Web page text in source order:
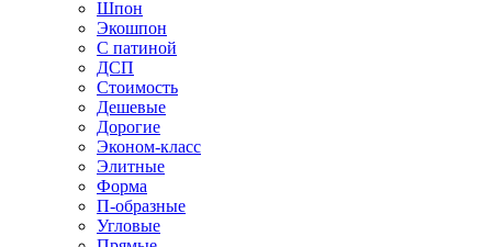
Шпон
Экошпон
С патиной
ДСП
Стоимость
Дешевые
Дорогие
Эконом-класс
Элитные
Форма
П-образные
Угловые